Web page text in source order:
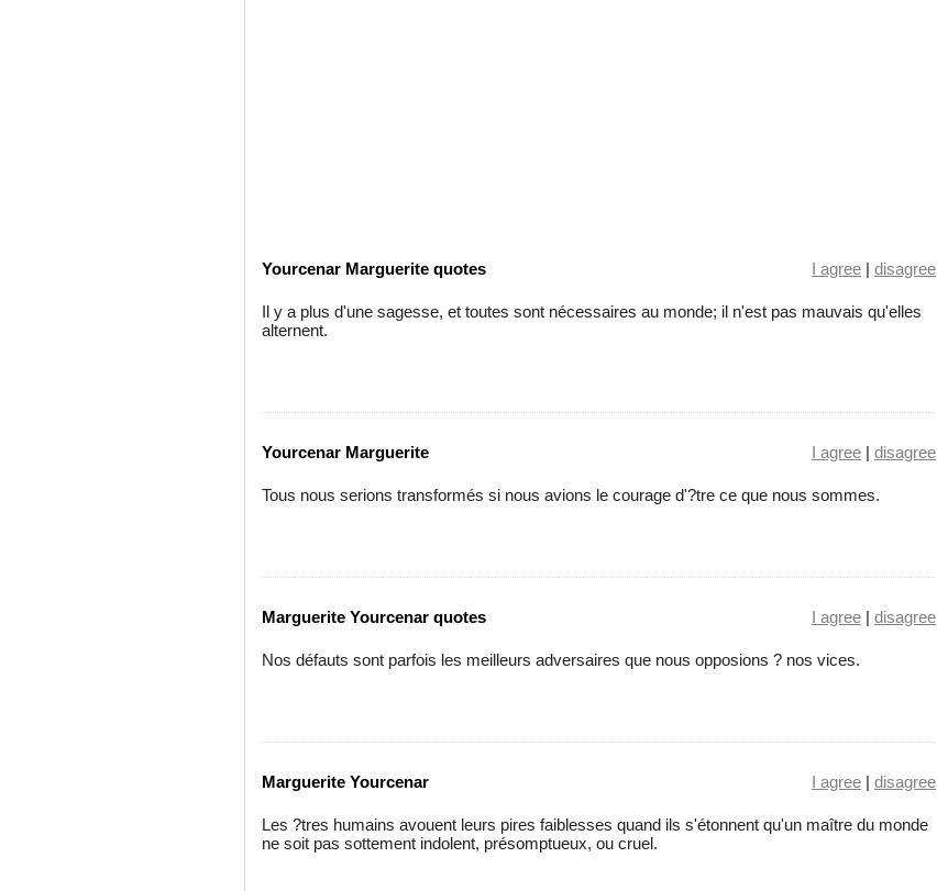
Yourcenar Marguerite quotes I agree | disagree
Il y a plus d'une sagesse, et toutes sont nécessaires au monde; il n'est pas mauvais qu'elles
alternent.
Yourcenar Marguerite I agree | disagree
Tous nous serions transformés si nous avions le courage d'?tre ce que nous sommes.
Marguerite Yourcenar quotes I agree | disagree
Nos défauts sont parfois les meilleurs adversaires que nous opposions ? nos vices.
Marguerite Yourcenar I agree | disagree
Les ?tres humains avouent leurs pires faiblesses quand ils s'étonnent qu'un maître du monde
ne soit pas sottement indolent, présomptueux, ou cruel.